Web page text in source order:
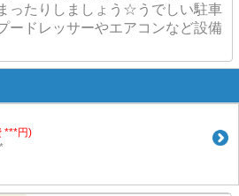
ったりしましょう☆うでしい駐車
ードレッサーやエアコンなど設備
***円)